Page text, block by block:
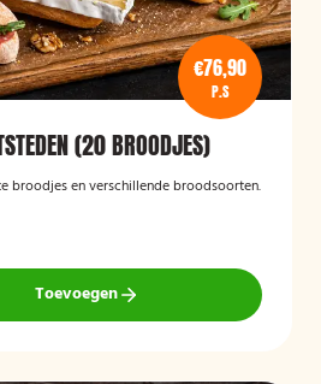
€76,90
P.S
(20 BROODJES)
broodjes en verschillende broodsoorten.
Toevoegen